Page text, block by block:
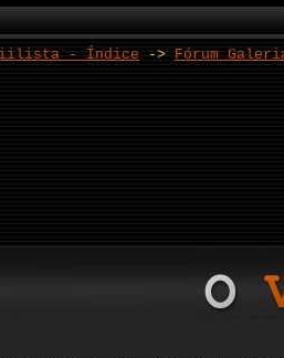
- Índice -> Fórum